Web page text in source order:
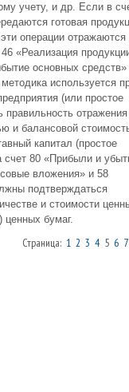
учету, и др. Если в
готовая
операции отражаются
«Реализация
основных
используется
(или простое
правильность
и балансовой
капитал (простое
счет 80 «Прибыли и
вложения» и 58
подтверждаться
и стоимости
ценных бумаг.
Страница: 1 2 3 45 6 7